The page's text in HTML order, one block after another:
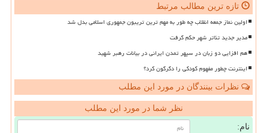
تازه ترین مطالب مرتبط
اولین نماز جمعه انقلاب چه طور به مهم ترین تریبون جمهوری اسلامی بدل شد
مدیر جدید تئاتر شهر حکم گرفت
هم افزایی دو زبان در سپهر تمدن ایرانی در بیانات رهبر شهید
اینترنت چطور مفهوم کودکی را دگرگون کرد؟
نظرات بینندگان در مورد این مطلب
نظر شما در مورد این مطلب
نام: